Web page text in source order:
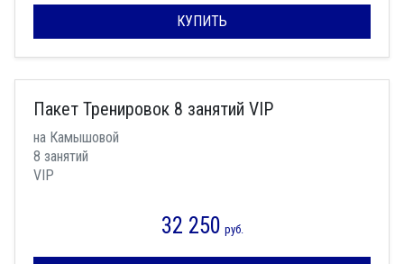
КУПИТЬ
Пакет Тренировок 8 занятий VIP
на Камышовой
8 занятий
VIP
32 250 руб.